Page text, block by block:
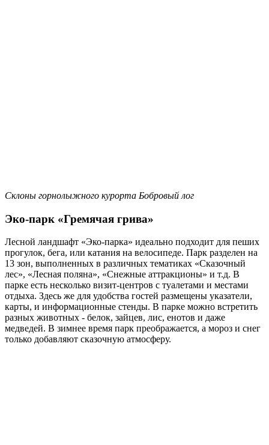
Склоны горнолыжного курорта Бобровый лог
Эко-парк «Гремячая грива»
Лесной ландшафт «Эко-парка» идеально подходит для пеших
прогулок, бега, или катания на велосипеде. Парк разделен на
13 зон, выполненных в различных тематиках «Сказочный
лес», «Лесная поляна», «Снежные аттракционы» и т.д. В
парке есть несколько визит-центров с туалетами и местами
отдыха. Здесь же для удобства гостей размещены указатели,
карты, и информационные стенды. В парке можно встретить
разных животных - белок, зайцев, лис, енотов и даже
медведей. В зимнее время парк преображается, а мороз и снег
только добавляют сказочную атмосферу.